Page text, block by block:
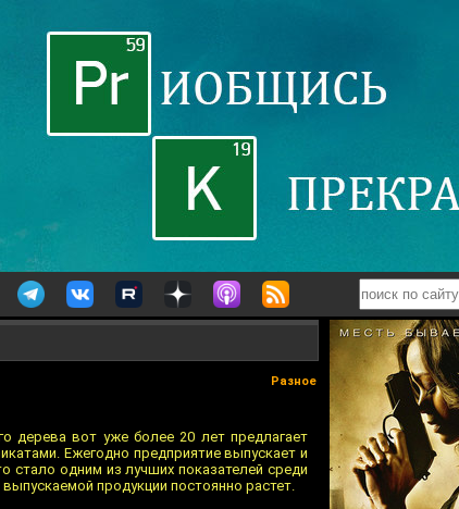
Разное
дерева вот уже более 20 лет предлагает
Ежегодно предприятие выпускает и
стало одним из лучших показателей среди
продукции постоянно растет.